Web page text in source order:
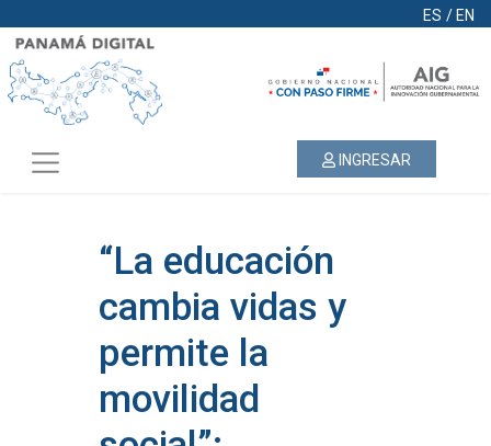
ES / EN
INGRESAR
“La educación
cambia vidas y
permite la
movilidad